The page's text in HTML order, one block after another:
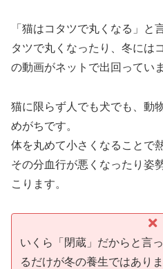
「猫はコタツで丸くなる」と
タツで丸くなったり、冬には
の動画がネットで出回ってい
猫に限らず人でも犬でも、動
めがちです。
体を丸めて小さくなることで
その分血行が悪くなったり姿
こります。
いくら「閉蔵」だからと言
るだけが冬の養生ではありま